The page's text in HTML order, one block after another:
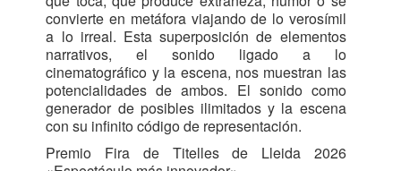
convierte en metáfora viajando de lo verosímil
a lo irreal. Esta superposición de elementos
narrativos, el sonido ligado a lo
cinematográfico y la escena, nos muestran las
potencialidades de ambos. El sonido como
generador de posibles ilimitados y la escena
con su infinito código de representación.
Premio Fira de Titelles de Lleida 2026